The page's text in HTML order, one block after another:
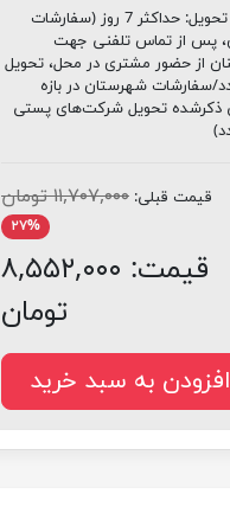
حداکثر 7 روز (سفارشات
پس از تماس تلفنی جهت
از حضور مشتری در محل، تحویل
سفارشات شهرستان در بازه
ذکرشده تحویل شرکت‌های پستی
قیمت قبلی: ۱۱,۷۰۷,۰۰۰ تومان
۲۷%
قیمت: ۸,۵۵۲,۰۰۰
تومان
افزودن به سبد خرید